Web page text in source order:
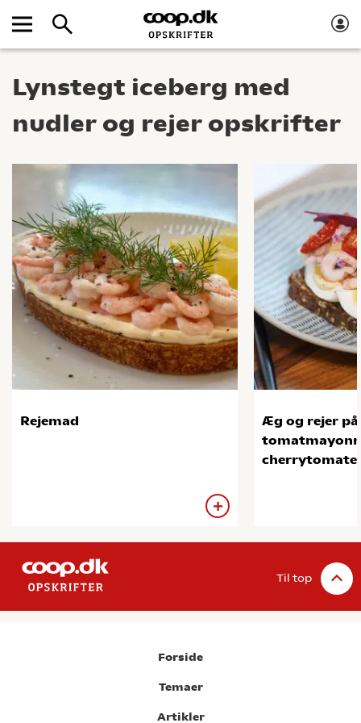
Lynstegt iceberg med
nudler og rejer opskrifter
Rejemad
Æg og rejer
Til top
Forside
Temaer
Artikler